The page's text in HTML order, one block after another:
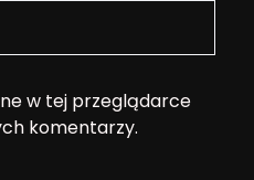
w tej przeglądarce
komentarzy.